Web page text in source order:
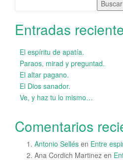
Buscar
Entradas
El espíritu de apatía.
Paraos, mirad y preguntad.
El altar pagano.
El Dios sanador.
Ve, y haz tu lo mismo…
Comentarios
Antonio Sellés en Entre
Ana Cordich Martinez en